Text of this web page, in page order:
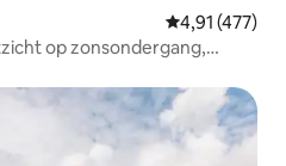
Gemiddelde
4,91 (477)
op zonsondergang,